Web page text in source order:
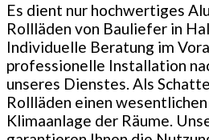
Es dient nur hochwertiges
Rollläden von Bauliefer in
Individuelle Beratung im
professionelle Installation
unseres Dienstes. Als
Rollläden einen
Klimaanlage der Räume.